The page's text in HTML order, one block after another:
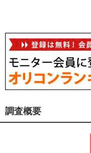
調査概要